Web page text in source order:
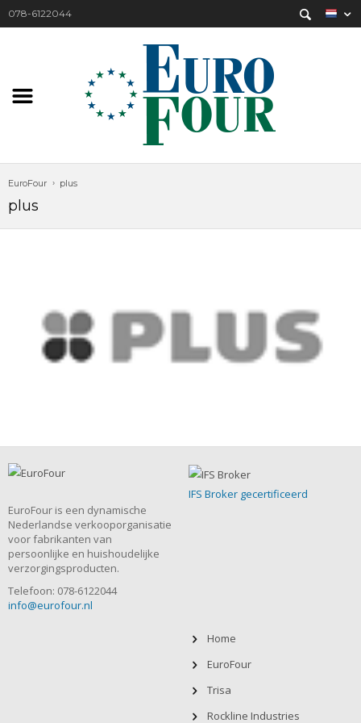
078-6122044
EuroFour plus
plus
EuroFour is een dynamische
Nederlandse verkooporganisatie
voor fabrikanten van
persoonlijke en huishoudelijke
verzorgingsproducten.
Telefoon: 078-6122044
info@eurofour.nl
IFS Broker gecertificeerd
Home
EuroFour
Trisa
Rockline Industries